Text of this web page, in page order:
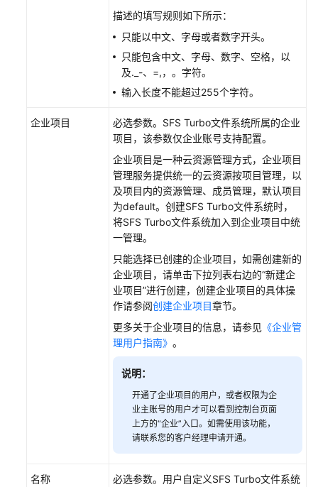
描述的填写规则如下所示：
只能以中文、字母或者数字开头。
只能包含中文、字母、数字、空格，以
及._-、=,，。字符。
输入长度不能超过255个字符。
企业项目
必选参数。SFS Turbo文件系统所属的企业
项目，该参数仅企业账号支持配置。
企业项目是一种云资源管理方式，企业项目
管理服务提供统一的云资源按项目管理，以
及项目内的资源管理、成员管理，默认项目
为default。创建SFS Turbo文件系统时，
将SFS Turbo文件系统加入到企业项目中统
一管理。
只能选择已创建的企业项目，如需创建新的
企业项目，请单击下拉列表右边的“新建企
业项目”进行创建，创建企业项目的具体操
作请参阅创建企业项目章节。
更多关于企业项目的信息，请参见 《企业管
理用户指南》 。
说明：
开通了企业项目的用户，或者权限为企
业主账号的用户才可以看到控制台页面
上方的“企业”入口。如需使用该功能，
请联系您的客户经理申请开通。
名称
必选参数。用户自定义SFS Turbo文件系统